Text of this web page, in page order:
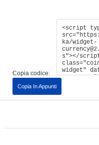
Copia codice:
Copia In Appunti